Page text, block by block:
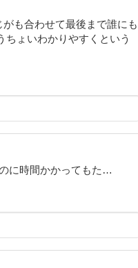
も合わせて最後まで誰にも
ょいわかりやすくという
に時間かかってもた…